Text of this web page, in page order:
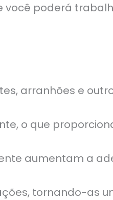
você poderá
arranhões e
o que
aumentam a
tornando-as